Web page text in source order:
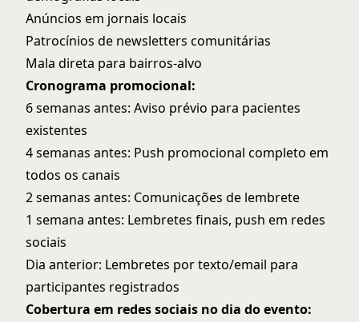
Anúncios em jornais locais
Patrocínios de newsletters comunitárias
Mala direta para bairros-alvo
Cronograma promocional:
6 semanas antes: Aviso prévio para pacientes
existentes
4 semanas antes: Push promocional completo em
todos os canais
2 semanas antes: Comunicações de lembrete
1 semana antes: Lembretes finais, push em redes
sociais
Dia anterior: Lembretes por texto/email para
participantes registrados
Cobertura em redes sociais no dia do evento: